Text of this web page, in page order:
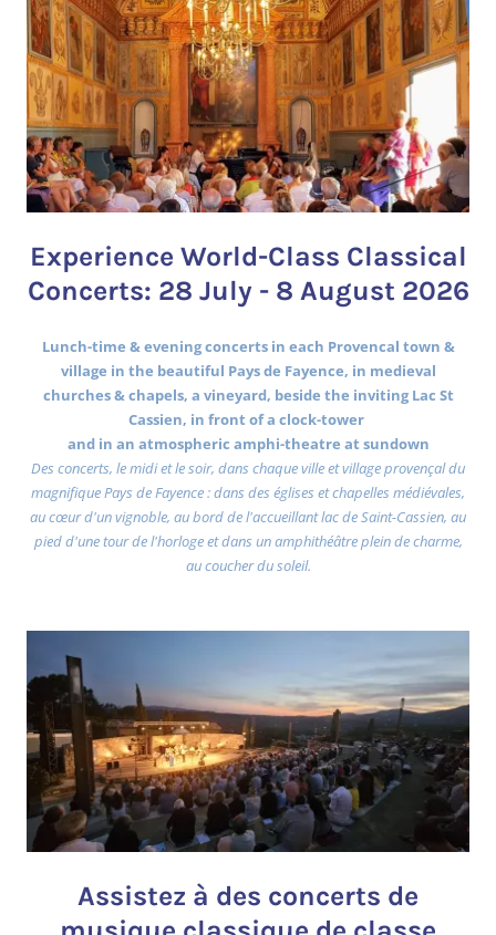
Experience World-Class Classical
Concerts: 28 July - 8 August 2026
Lunch-time & evening concerts in each Provencal town &
village in the beautiful Pays de Fayence, in medieval
churches & chapels, a vineyard, beside the inviting Lac St
Cassien, in front of a clock-tower
and in an atmospheric amphi-theatre at sundown
Des concerts, le midi et le soir, dans chaque ville et village provençal du
magnifique Pays de Fayence : dans des églises et chapelles médiévales,
au cœur d'un vignoble, au bord de l'accueillant lac de Saint-Cassien, au
pied d'une tour de l'horloge et dans un amphithéâtre plein de charme,
au coucher du soleil.
Assistez à des concerts de